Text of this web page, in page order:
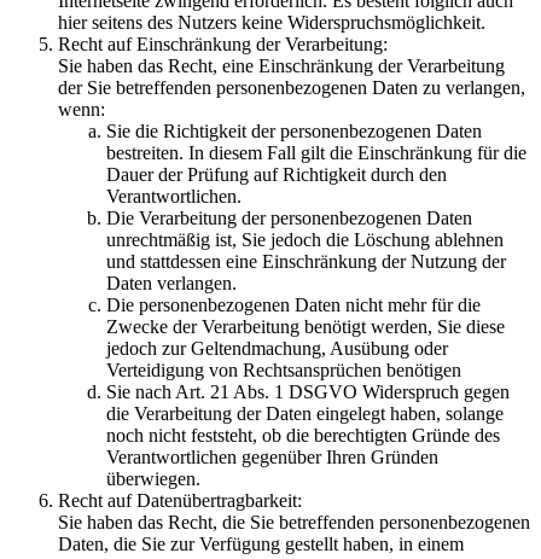
hier seitens des Nutzers keine Widerspruchsmöglichkeit.
Recht auf Einschränkung der Verarbeitung:
Sie haben das Recht, eine Einschränkung der Verarbeitung
der Sie betreffenden personenbezogenen Daten zu verlangen,
wenn:
Sie die Richtigkeit der personenbezogenen Daten
bestreiten. In diesem Fall gilt die Einschränkung für die
Dauer der Prüfung auf Richtigkeit durch den
Verantwortlichen.
Die Verarbeitung der personenbezogenen Daten
unrechtmäßig ist, Sie jedoch die Löschung ablehnen
und stattdessen eine Einschränkung der Nutzung der
Daten verlangen.
Die personenbezogenen Daten nicht mehr für die
Zwecke der Verarbeitung benötigt werden, Sie diese
jedoch zur Geltendmachung, Ausübung oder
Verteidigung von Rechtsansprüchen benötigen
Sie nach Art. 21 Abs. 1 DSGVO Widerspruch gegen
die Verarbeitung der Daten eingelegt haben, solange
noch nicht feststeht, ob die berechtigten Gründe des
Verantwortlichen gegenüber Ihren Gründen
überwiegen.
Recht auf Datenübertragbarkeit:
Sie haben das Recht, die Sie betreffenden personenbezogenen
Daten, die Sie zur Verfügung gestellt haben, in einem